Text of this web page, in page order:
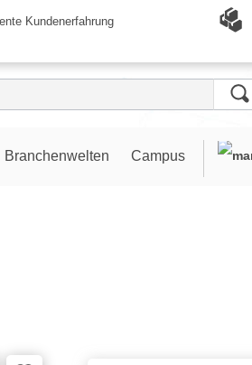
Kundenerfahrung
Branchenwelten Campus